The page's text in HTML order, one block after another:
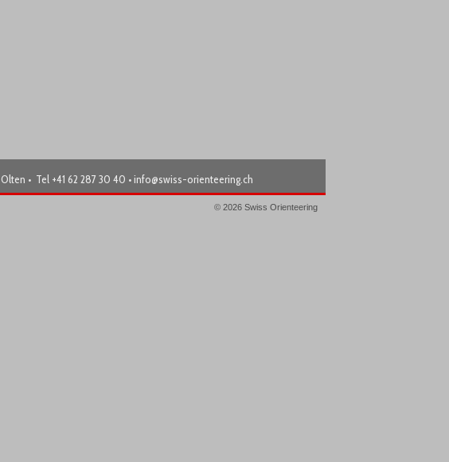
• Tel +41 62 287 30 40 •info@swiss-orienteering.ch
© 2026 Swiss Orienteering